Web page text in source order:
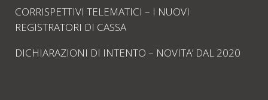
CORRISPETTIVI TELEMATICI – I NUOVI
REGISTRATORI DI CASSA
DICHIARAZIONI DI INTENTO – NOVITA’ DAL 2020